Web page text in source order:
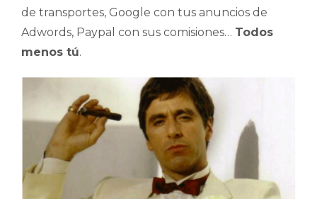
de transportes, Google con tus anuncios de
Adwords, Paypal con sus comisiones… Todos
menos tú.